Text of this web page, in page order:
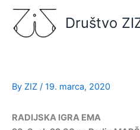
Skip
content
Društvo
By ZIZ / 19. marca, 2020
RADIJSKA IGRA EMA